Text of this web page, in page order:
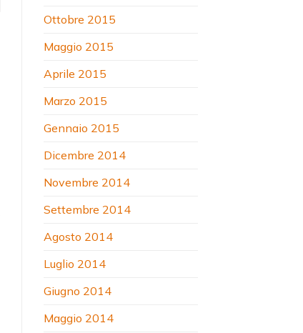
Ottobre 2015
Maggio 2015
Aprile 2015
Marzo 2015
Gennaio 2015
Dicembre 2014
Novembre 2014
Settembre 2014
Agosto 2014
Luglio 2014
Giugno 2014
Maggio 2014